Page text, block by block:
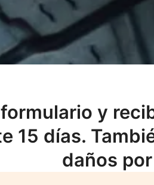
y
15 días.
daños